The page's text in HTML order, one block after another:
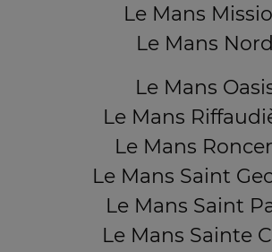
Le Mans
Le Mans Nord
Le Mans
Le Mans
Le Mans
Le Mans Saint
Le Mans Saint
Le Mans Sainte